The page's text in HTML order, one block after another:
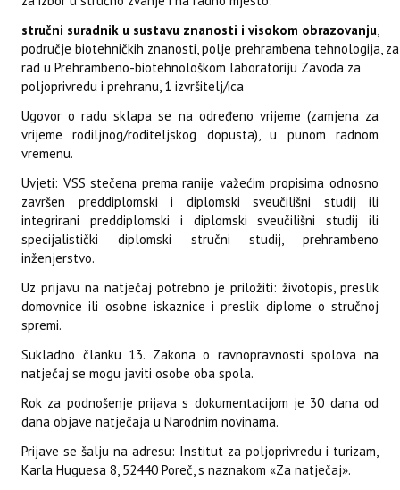
stručni suradnik u sustavu znanosti i visokom obrazovanju,
područje biotehničkih znanosti, polje prehrambena tehnologija, za
rad u Prehrambeno-biotehnološkom laboratoriju Zavoda za
poljoprivredu i prehranu, 1 izvršitelj/ica
Ugovor o radu sklapa se na određeno vrijeme (zamjena za
vrijeme rodiljnog/roditeljskog dopusta), u punom radnom
vremenu.
Uvjeti: VSS stečena prema ranije važećim propisima odnosno
završen preddiplomski i diplomski sveučilišni studij ili
integrirani preddiplomski i diplomski sveučilišni studij ili
specijalistički diplomski stručni studij, prehrambeno
inženjerstvo.
Uz prijavu na natječaj potrebno je priložiti: životopis, preslik
domovnice ili osobne iskaznice i preslik diplome o stručnoj
spremi.
Sukladno članku 13. Zakona o ravnopravnosti spolova na
natječaj se mogu javiti osobe oba spola.
Rok za podnošenje prijava s dokumentacijom je 30 dana od
dana objave natječaja u Narodnim novinama.
Prijave se šalju na adresu: Institut za poljoprivredu i turizam,
Karla Huguesa 8, 52440 Poreč, s naznakom «Za natječaj».